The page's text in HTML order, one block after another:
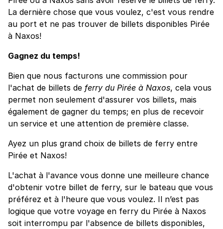
La dernière chose que vous voulez, c'est vous rendre
au port et ne pas trouver de billets disponibles Pirée
à Naxos!
Gagnez du temps!
Bien que nous facturons une commission pour
l'achat de billets de ferry du Pirée à Naxos, cela vous
permet non seulement d'assurer vos billets, mais
également de gagner du temps; en plus de recevoir
un service et une attention de première classe.
Ayez un plus grand choix de billets de ferry entre
Pirée et Naxos!
L'achat à l'avance vous donne une meilleure chance
d'obtenir votre billet de ferry, sur le bateau que vous
préférez et à l'heure que vous voulez. Il n’est pas
logique que votre voyage en ferry du Pirée à Naxos
soit interrompu par l'absence de billets disponibles,